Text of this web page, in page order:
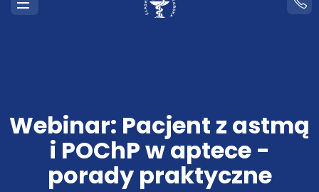
Webinar: Pacjent z astmą
i POChP w aptece -
porady praktyczne